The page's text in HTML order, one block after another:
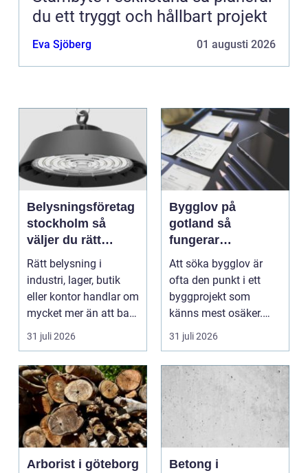
du ett tryggt och hållbart projekt
Eva Sjöberg 01 augusti 2026
Belysningsföretag
stockholm så
väljer du rätt
partner för
professionell
ljussättning
Rätt belysning i
industri, lager, butik
eller kontor handlar om
mycket mer än att bara
få det ljust....
31 juli 2026
Bygglov på
gotland så
fungerar
processen från idé
till godkänt beslut
Att söka bygglov är
ofta den punkt i ett
byggprojekt som
känns mest osäker.
Frågorna hopar sig:
vilk...
31 juli 2026
Arborist i göteborg
Betong i